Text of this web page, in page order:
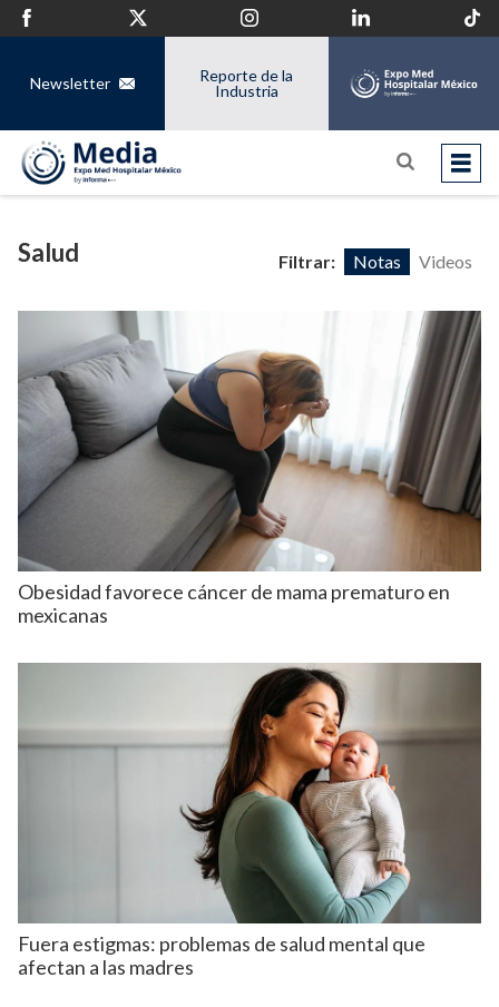
Newsletter
Reporte de la
Industria
Salud Filtrar: Notas Videos
Obesidad favorece cáncer de mama prematuro en
mexicanas
Fuera estigmas: problemas de salud mental que
afectan a las madres